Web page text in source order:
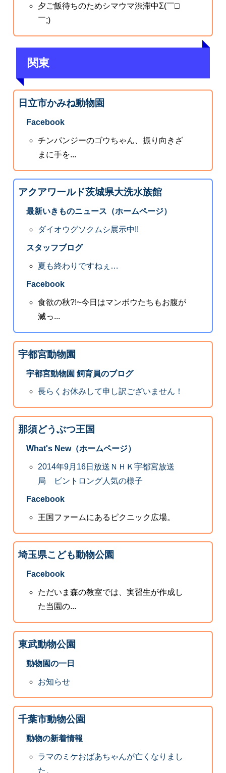
夕ご飯待ちのためシマウマ渋滞中Σ(￣□
￣;)
関東
日立市かみね動物園
Facebook
チンパンジーのゴウちゃん、振り向きざ
まに手を...
アクアワールド茨城県大洗水族館
最新いきものニュース（ホームページ）
ダイオウグソクムシ展示中!!
スタッフブログ
夏も終わりですねぇ…
Facebook
食欲の秋?!~今日はマンボウたちもお腹が
減っ...
宇都宮動物園
宇都宮動物園 飼育員のブログ
長らくお休みして申し訳ございません！
那須どうぶつ王国
What's New（ホームページ）
2014年9月16日放送ＮＨＫ宇都宮放送
局 ビントロング人気の様子
Facebook
王国ファームにあるピクニック広場。
埼玉県こども動物公園
Facebook
ただいま森の教室では、実習生が作成し
た当園の...
東武動物公園
動物園の一日
お知らせ
千葉市動物公園
動物の新着情報
ラマのミケおばあちゃんが亡くなりまし
た。